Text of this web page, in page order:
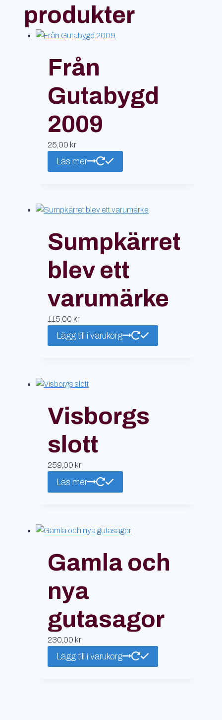
produkter
Från
Gutabygd
2009
25,00 kr
Läs mer
Sumpkärret
blev ett
varumärke
115,00 kr
Lägg till i varukorg
Visborgs
slott
259,00 kr
Läs mer
Gamla och
nya
gutasagor
230,00 kr
Lägg till i varukorg